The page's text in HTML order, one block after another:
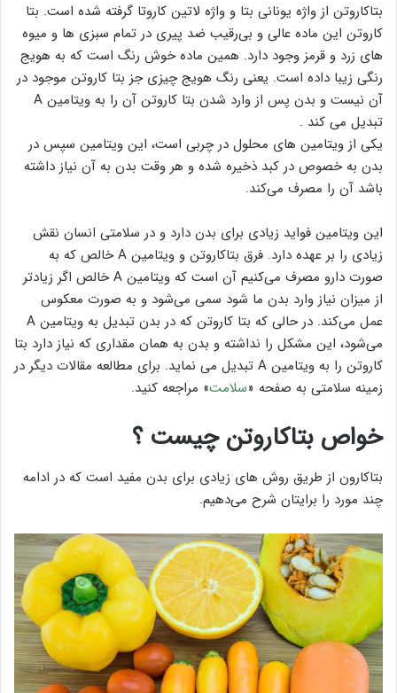
بتاکاروتن از واژه یونانی بتا و واژه لاتین کاروتا گرفته شده است. بتا
کاروتن این ماده عالی و بی‌رقیب ضد پیری در تمام سبزی ها و میوه
های زرد و قرمز وجود دارد. همین ماده خوش رنگ است که به هویج
رنگی زیبا داده است. یعنی رنگ هویج چیزی جز بتا کاروتن موجود در
آن نیست و بدن پس از وارد شدن بتا کاروتن آن را به ویتامین A
تبدیل می کند .
یکی از ویتامین های محلول در چربی است، این ویتامین سپس در
بدن به خصوص در کبد ذخیره شده و هر وقت بدن به آن نیاز داشته
باشد آن را مصرف می‌کند.
این ویتامین فواید زیادی برای بدن دارد و در سلامتی انسان نقش
زیادی را بر عهده دارد. فرق بتاکاروتن و ویتامین A خالص که به
صورت دارو مصرف می‌کنیم آن است که ویتامین A خالص اگر زیادتر
از میزان نیاز وارد بدن ما شود سمی می‌شود و به صورت معکوس
عمل می‌کند. در حالی که بتا کاروتن که در بدن تبدیل به ویتامین A
می‌شود، این مشکل را نداشته و بدن به همان مقداری که نیاز دارد بتا
کاروتن را به ویتامین A تبدیل می نماید. برای مطالعه مقالات دیگر در
زمینه سلامتی به صفحه «سلامت» مراجعه کنید.
خواص بتاکاروتن چیست ؟
بتاکارون از طریق روش های زیادی برای بدن مفید است که در ادامه
چند مورد را برایتان شرح می‌دهیم.